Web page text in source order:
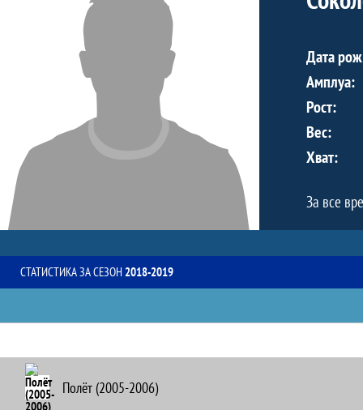
Дата
Амплуа:
Рост:
Вес:
Хват:
За все
СТАТИСТИКА ЗА СЕЗОН 2018-2019
Полёт (2005-2006)